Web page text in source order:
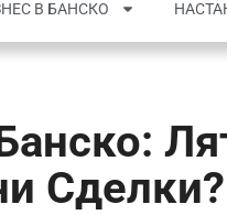
В БАНСКО